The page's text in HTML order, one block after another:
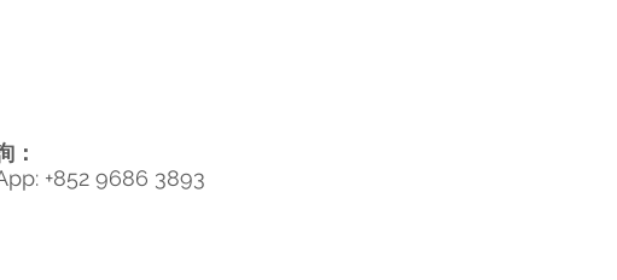
：
+852 9686 3893